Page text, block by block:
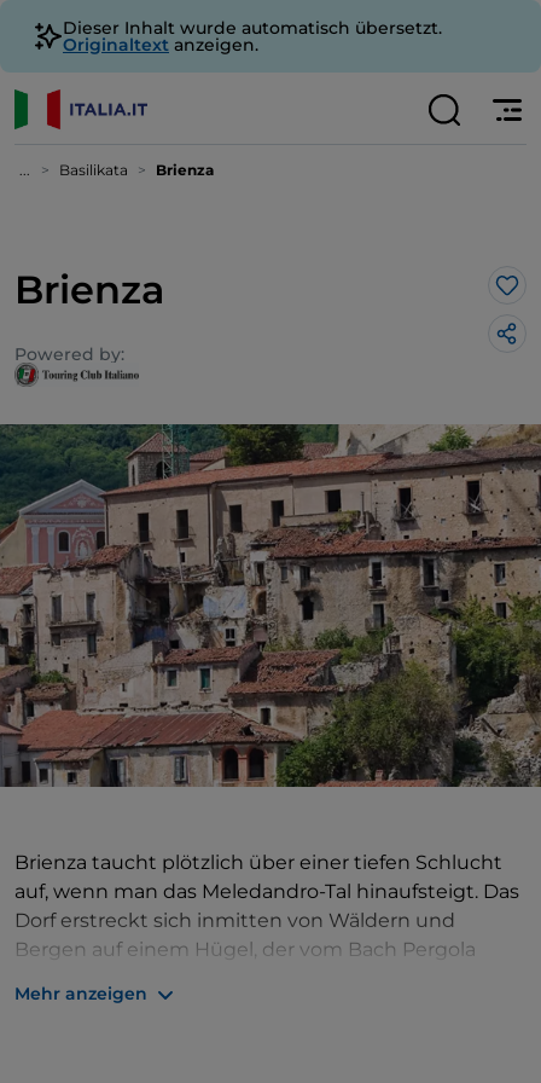
Dieser Inhalt wurde automatisch übersetzt.
Originaltext anzeigen.
... Basilikata Brienza
Brienza
Powered by:
Brienza taucht plötzlich über einer tiefen Schlucht
auf, wenn man das Meledandro-Tal hinaufsteigt. Das
Dorf erstreckt sich inmitten von Wäldern und
Bergen auf einem Hügel, der vom Bach Pergola
Struktur bewahrt, mit engen Gassen und Straßen,
Mehr anzeigen